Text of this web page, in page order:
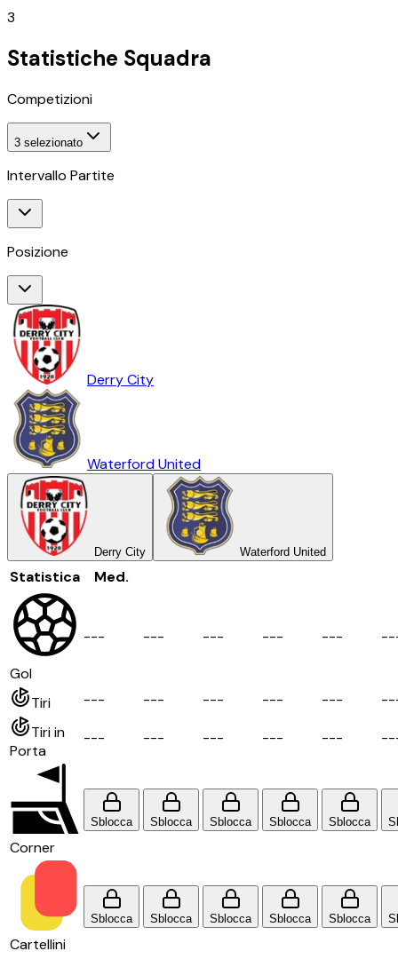
3
Statistiche Squadra
Competizioni
3 selezionato
Intervallo Partite
Posizione
Derry City
Waterford United
Derry City Waterford United
Statistica Med.
Gol
--- --- --- --- --- --
Tiri --- --- --- --- --- --
Tiri in
Porta
--- --- --- --- --- --
Corner
Sblocca Sblocca Sblocca Sblocca Sblocca
Cartellini
Sblocca Sblocca Sblocca Sblocca Sblocca